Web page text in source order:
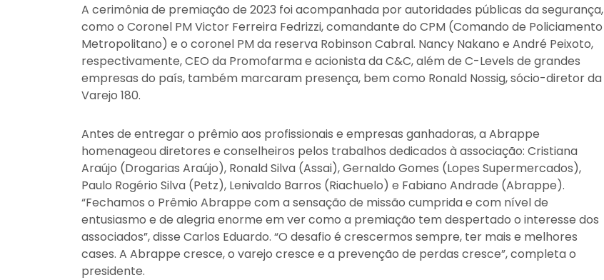
A cerimônia de premiação de 2023 foi acompanhada por autoridades públicas da segurança,
como o Coronel PM Victor Ferreira Fedrizzi, comandante do CPM (Comando de Policiamento
Metropolitano) e o coronel PM da reserva Robinson Cabral. Nancy Nakano e André Peixoto,
respectivamente, CEO da Promofarma e acionista da C&C, além de C-Levels de grandes
empresas do país, também marcaram presença, bem como Ronald Nossig, sócio-diretor da
Varejo 180.
Antes de entregar o prêmio aos profissionais e empresas ganhadoras, a Abrappe
homenageou diretores e conselheiros pelos trabalhos dedicados à associação: Cristiana
Araújo (Drogarias Araújo), Ronald Silva (Assai), Gernaldo Gomes (Lopes Supermercados),
Paulo Rogério Silva (Petz), Lenivaldo Barros (Riachuelo) e Fabiano Andrade (Abrappe).
“Fechamos o Prêmio Abrappe com a sensação de missão cumprida e com nível de
entusiasmo e de alegria enorme em ver como a premiação tem despertado o interesse dos
associados”, disse Carlos Eduardo. “O desafio é crescermos sempre, ter mais e melhores
cases. A Abrappe cresce, o varejo cresce e a prevenção de perdas cresce”, completa o
presidente.